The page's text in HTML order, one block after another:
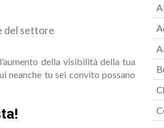
del settore
della visibilità della tua
neanche tu sei convito possano